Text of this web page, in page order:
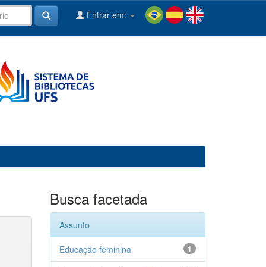
Entrar em:
Busca facetada
Assunto
1
Educação feminina